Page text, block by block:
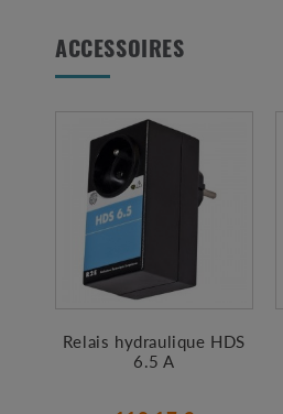
ACCESSOIRES
Relais hydraulique HDS
6.5 A